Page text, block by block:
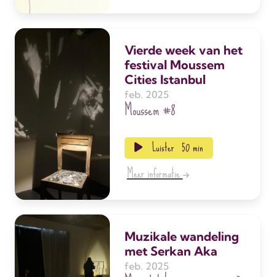
Vierde week van het
festival Moussem
Cities Istanbul
feb. 2025
Moussem#8
Luister 50 min
Meer informatie
Muzikale wandeling
met Serkan Aka
feb. 2025